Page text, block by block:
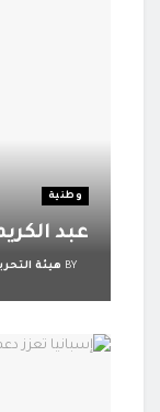
وطنية
عبد
BY هيئة